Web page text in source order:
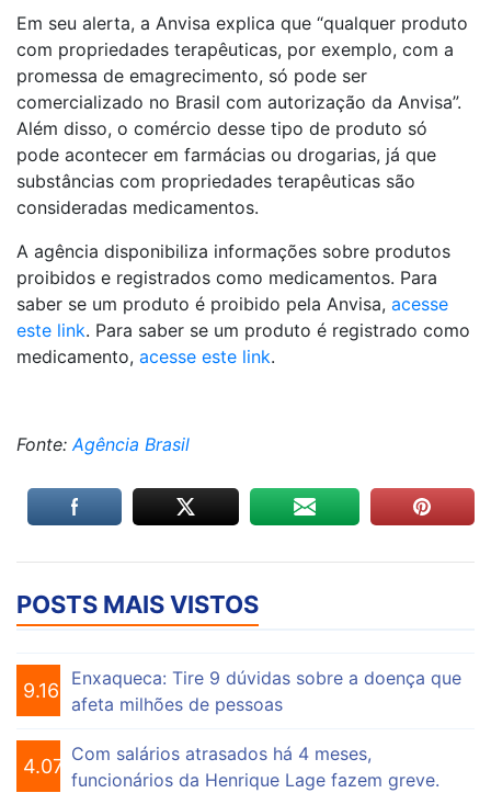
Em seu alerta, a Anvisa explica que “qualquer produto
com propriedades terapêuticas, por exemplo, com a
promessa de emagrecimento, só pode ser
comercializado no Brasil com autorização da Anvisa”.
Além disso, o comércio desse tipo de produto só
pode acontecer em farmácias ou drogarias, já que
substâncias com propriedades terapêuticas são
consideradas medicamentos.
A agência disponibiliza informações sobre produtos
proibidos e registrados como medicamentos. Para
saber se um produto é proibido pela Anvisa, acesse
este link. Para saber se um produto é registrado como
medicamento, acesse este link.
Fonte:Agência Brasil
POSTS MAIS VISTOS
9.160
Enxaqueca: Tire 9 dúvidas sobre a doença que
afeta milhões de pessoas
4.076
Com salários atrasados há 4 meses,
funcionários da Henrique Lage fazem greve.